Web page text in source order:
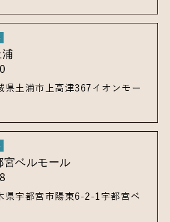
県土浦市上高津367 イオンモー
宮ベルモール
県宇都宮市陽東6-2-1 宇都宮ベ